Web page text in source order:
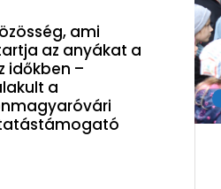
ami
az anyákat a
időkben –
a